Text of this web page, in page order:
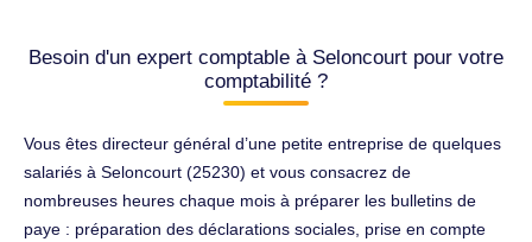
Besoin d'un expert comptable à Seloncourt pour votre
comptabilité ?
Vous êtes directeur général d’une petite entreprise de quelques
salariés à Seloncourt (25230) et vous consacrez de
nombreuses heures chaque mois à préparer les bulletins de
paye : préparation des déclarations sociales, prise en compte